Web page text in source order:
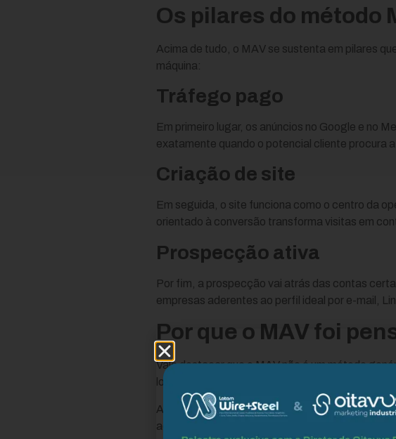
Os pilares do método
Acima de tudo, o MAV se sustenta em pilares
máquina:
Tráfego pago
Em primeiro lugar, os anúncios no Google e no
exatamente quando o potencial cliente procura
Criação de site
Em seguida, o site funciona como o centro da
orientado à conversão transforma visitas em
Prospecção ativa
Por fim, a prospecção vai atrás das contas
empresas aderentes ao perfil ideal por e-mail,
Por que o MAV foi
Vale destacar que o MAV não é um método
longo, ticket alto e vários decisores. Por isso,
Além disso, o método considera a linguagem
adequada, o que aumenta a confiança e acelera